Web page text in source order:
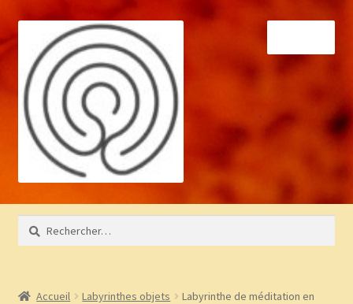
navigation
contenu
Accueil
À propos
Bibliothèque
Rechercher :
Accueil Labyrinthes objets
Labyrinthe de méditation en